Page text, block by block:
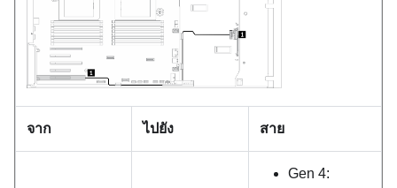
จาก ไปยัง สาย
Gen 4: